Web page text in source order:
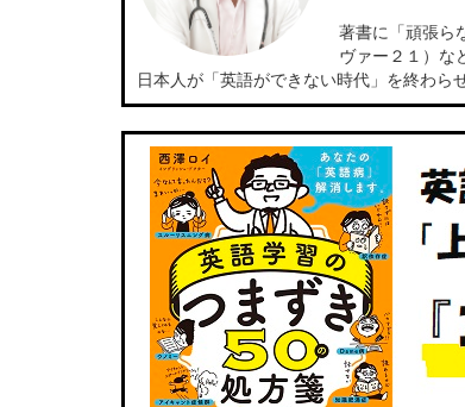
著書に「頑張ら
ヴァー２１）な
日本人が「英語ができない時代」を終わら